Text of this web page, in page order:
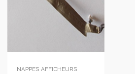
NAPPES AFFICHEURS